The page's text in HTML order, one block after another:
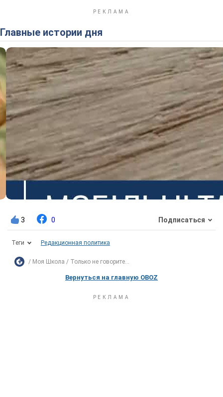
Главные истории дня
3 0 Подписаться
Теги Редакционная политика
Моя Школа Только не говорите...
Вернуться на главную OBOZ